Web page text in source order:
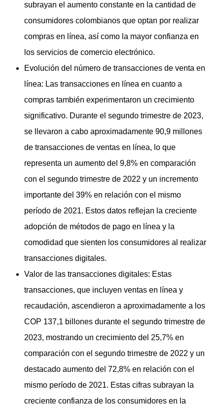
subrayan el aumento constante en la cantidad de
consumidores colombianos que optan por realizar
compras en línea, así como la mayor confianza en
los servicios de comercio electrónico.
Evolución del número de transacciones de venta en
línea: Las transacciones en línea en cuanto a
compras también experimentaron un crecimiento
significativo. Durante el segundo trimestre de 2023,
se llevaron a cabo aproximadamente 90,9 millones
de transacciones de ventas en línea, lo que
representa un aumento del 9,8% en comparación
con el segundo trimestre de 2022 y un incremento
importante del 39% en relación con el mismo
período de 2021. Estos datos reflejan la creciente
adopción de métodos de pago en línea y la
comodidad que sienten los consumidores al realizar
transacciones digitales.
Valor de las transacciones digitales: Estas
transacciones, que incluyen ventas en línea y
recaudación, ascendieron a aproximadamente a los
COP 137,1 billones durante el segundo trimestre de
2023, mostrando un crecimiento del 25,7% en
comparación con el segundo trimestre de 2022 y un
destacado aumento del 72,8% en relación con el
mismo período de 2021. Estas cifras subrayan la
creciente confianza de los consumidores en la